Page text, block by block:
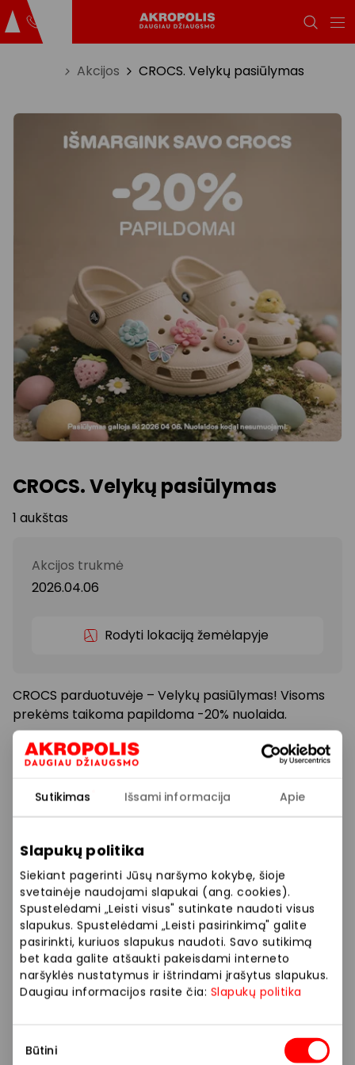
Sutikimas Išsami informacija Apie
Slapukų politika
Siekiant pagerinti Jūsų naršymo kokybę, šioje
svetainėje naudojami slapukai (ang. cookies).
Spustelėdami „Leisti visus" sutinkate naudoti visus
slapukus. Spustelėdami „Leisti pasirinkimą" galite
pasirinkti, kuriuos slapukus naudoti. Savo sutikimą
bet kada galite atšaukti pakeisdami interneto
naršyklės nustatymus ir ištrindami įrašytus slapukus.
Daugiau informacijos rasite čia: Slapukų politika
pasirinkimas
Būtini
Akcijos CROCS. Velykų pasiūlymas
CROCS. Velykų pasiūlymas
1 aukštas
Akcijos trukmė
2026.04.06
Rodyti lokaciją žemėlapyje
CROCS parduotuvėje – Velykų pasiūlymas! Visoms
prekėms taikoma papildoma -20% nuolaida.
Pasiūlymas galioja iki 2026 04 06
Prekybos ir pramogų centre „AKROPOLIS“
veikiančios parduotuvės ir paslaugų teikėjai
savarankiškai nustato taikomas nuolaidas, jų
dydžius bei kitas aktualias sąlygas.
Stengiamės kuo tiksliau pateikti aktualią
informaciją, tačiau, jei kyla neatitikimų tarp mūsų
tinklalapyje pateiktos informacijos ir faktinės
informacijos parduotuvėje ar paslaugų teikimo
vietoje, visada vadovaukitės tuo, kas nurodyta
konkrečioje parduotuvėje ar paslaugų teikimo
Visais klausimais, susijusiais su konkrečiomis